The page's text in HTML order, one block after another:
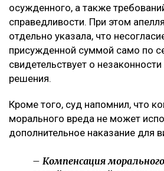
осужденного, а также
справедливости. При этом
отдельно указала, что
присужденной суммой само по
свидетельствует о
решения.
Кроме того, суд напомнил, что
морального вреда не может
дополнительное наказание для
– Компенсация